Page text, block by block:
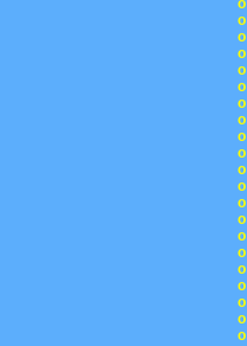
o
o
o
o
o
o
o
o
o
o
o
o
o
o
o
o
o
o
o
o